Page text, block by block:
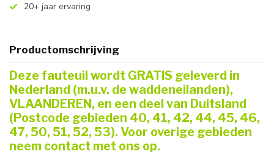
20+ jaar ervaring
Productomschrijving
Deze fauteuil wordt GRATIS geleverd in
Nederland (m.u.v. de waddeneilanden),
VLAANDEREN, en een deel van Duitsland
(Postcode gebieden 40, 41, 42, 44, 45, 46,
47, 50, 51, 52, 53). Voor overige gebieden
neem contact met ons op.